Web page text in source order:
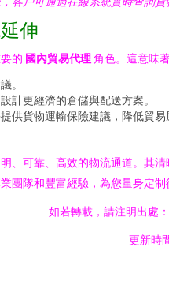
伸
的 國內貿易代理角色。這意味
。
計更經濟的倉儲與配送方案。
供貨物運輸保險建議，降低貿易
、可靠、高效的物流通道。其
團隊和豐富經驗，為您量身定
如若轉載，請注明出處
更新時